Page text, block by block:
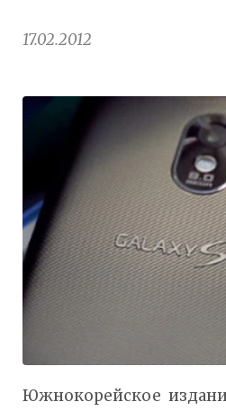
17.02.2012
Южнокорейское